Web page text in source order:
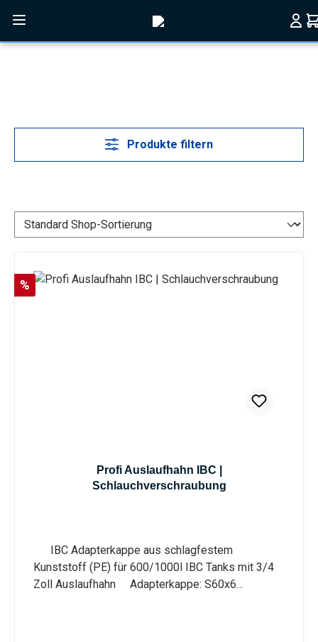
Zum Hauptinhalt springen
Produkte filtern
Rabatt
%
Profi Auslaufhahn IBC |
Schlauchverschraubung
Kunststoff (PE) für 600/1000l IBC Tanks mit 3/4
Zoll Auslaufhahn Adapterkappe: S60x6